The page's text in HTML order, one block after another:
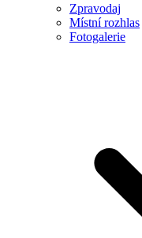
Zpravodaj
Místní rozhlas
Fotogalerie